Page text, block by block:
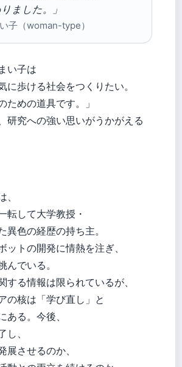
ました。」
子（woman-type）
い子は
に歩ける社会をつくりたい。
ための道具です。」
研究への強い思いがうかがえる
、
転して大学教授・
異色の経歴の持ち主。
ットの開発に情熱を注ぎ、
んでいる。
する情報は限られているが、
の核は「学び直し」と
ある。今後、
し、
展させるのか、